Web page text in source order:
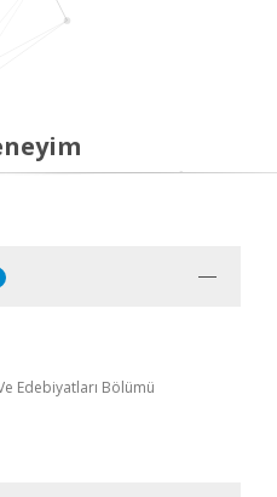
Edebiyatları Bölümü